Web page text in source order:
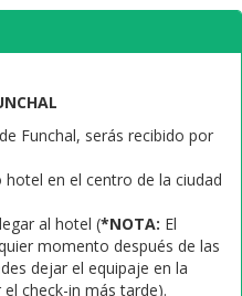
Funchal, serás recibido por
en el centro de la ciudad
al hotel (*NOTA: El
momento después de las
dejar el equipaje en la
check-in más tarde).